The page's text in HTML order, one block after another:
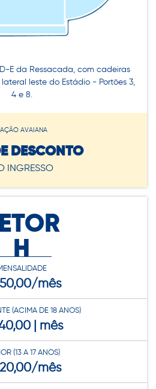
E da Ressacada, com cadeiras
leste do Estádio - Portões 3,
4 e 8.
AVAIANA
DESCONTO
INGRESSO
H
mês
(ACIMA DE 18 ANOS)
| mês
(13 A 17 ANOS)
mês